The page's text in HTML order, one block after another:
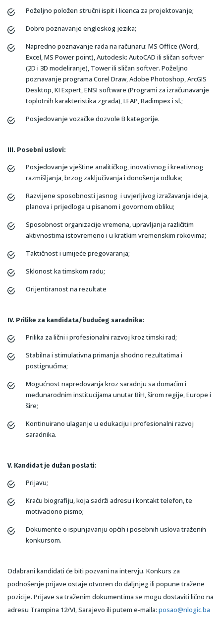
Poželjno položen stručni ispit i licenca za projektovanje;
Dobro poznavanje engleskog jezika;
Napredno poznavanje rada na računaru: MS Office (Word,
Excel, MS Power point), Autodesk: AutoCAD ili sličan softver
(2D i 3D modeliranje), Tower ili sličan softver. Poželjno
poznavanje programa Corel Draw, Adobe Photoshop, ArcGIS
Desktop, KI Expert, ENSI software (Programi za izračunavanje
toplotnih karakteristika zgrada), LEAP, Radimpex i sl.;
Posjedovanje vozačke dozvole B kategorije.
III. Posebni uslovi:
Posjedovanje vještine analitičkog, inovativnog i kreativnog
razmišljanja, brzog zaključivanja i donošenja odluka;
Razvijene sposobnosti jasnog i uvjerljivog izražavanja ideja,
planova i prijedloga u pisanom i govornom obliku;
Sposobnost organizacije vremena, upravljanja različitim
aktivnostima istovremeno i u kratkim vremenskim rokovima;
Taktičnost i umijeće pregovaranja;
Sklonost ka timskom radu;
Orijentiranost na rezultate
IV. Prilike za kandidata/budućeg saradnika:
Prilika za lični i profesionalni razvoj kroz timski rad;
Stabilna i stimulativna primanja shodno rezultatima i
postignućima;
Mogućnost napredovanja kroz saradnju sa domaćim i
međunarodnim institucijama unutar BiH, širom regije, Europe i
šire;
Kontinuirano ulaganje u edukaciju i profesionalni razvoj
saradnika.
V. Kandidat je dužan poslati:
Prijavu;
Kraću biografiju, koja sadrži adresu i kontakt telefon, te
motivaciono pismo;
Dokumente o ispunjavanju općih i posebnih uslova traženih
konkursom.
Odabrani kandidati će biti pozvani na intervju. Konkurs za
podnošenje prijave ostaje otvoren do daljnjeg ili popune tražene
pozicije. Prijave sa traženim dokumentima se mogu dostaviti lično na
adresu Trampina 12/VI, Sarajevo ili putem e-maila: posao@nlogic.ba